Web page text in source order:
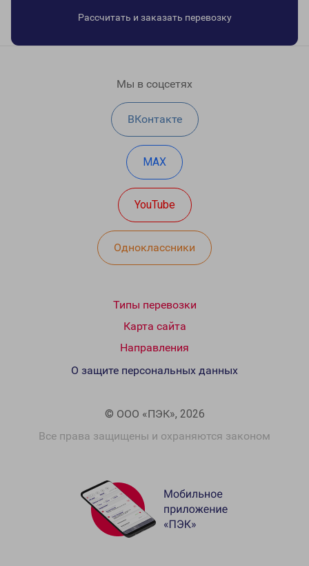
Рассчитать и заказать перевозку
Мы в соцсетях
ВКонтакте
MAX
YouTube
Одноклассники
Типы перевозки
Карта сайта
Направления
© ООО «ПЭК», 2026
Все права защищены и охраняются законом
О защите персональных данных